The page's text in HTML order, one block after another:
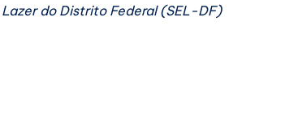
do Distrito Federal (SEL-DF)